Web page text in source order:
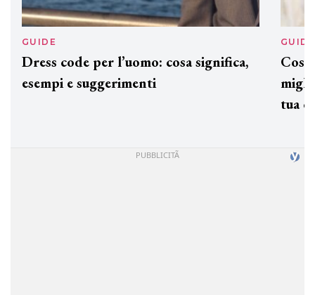
GUIDE
Dress code per l’uomo: cosa significa,
esempi e suggerimenti
GUIDE
tua